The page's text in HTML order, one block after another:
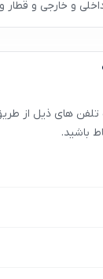
داخلی و خارجی و
تلفن های ذیل از
باشید.